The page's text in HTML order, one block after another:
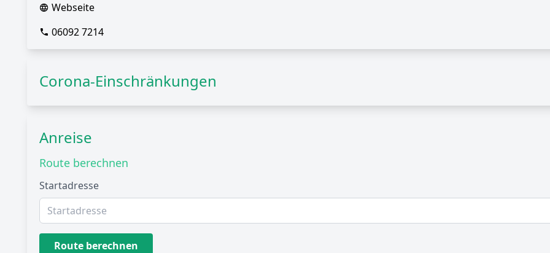
Webseite
06092 7214
Corona-Einschränkungen
Anreise
Route berechnen
Startadresse
Route berechnen